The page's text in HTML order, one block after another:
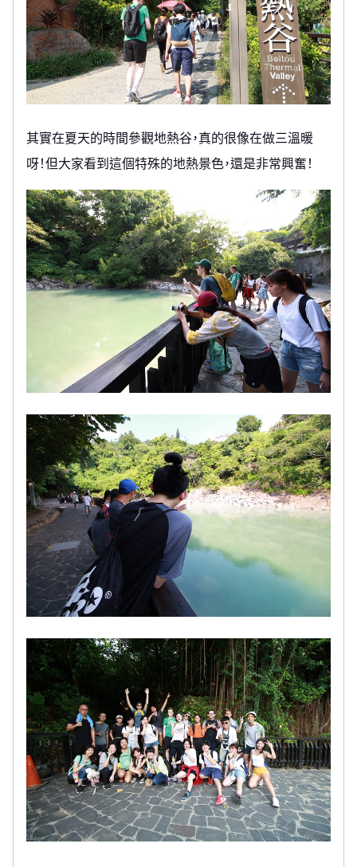
其實在夏天的時間參觀地熱谷，真的很像在做三溫暖
呀！但大家看到這個特殊的地熱景色，還是非常興奮！